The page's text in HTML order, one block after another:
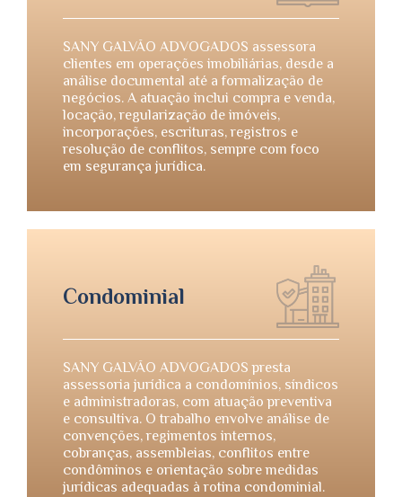
SANY GALVÃO ADVOGADOS assessora
clientes em operações imobiliárias, desde a
análise documental até a formalização de
negócios. A atuação inclui compra e venda,
locação, regularização de imóveis,
incorporações, escrituras, registros e
resolução de conflitos, sempre com foco
em segurança jurídica.
Condominial
SANY GALVÃO ADVOGADOS presta
assessoria jurídica a condomínios, síndicos
e administradoras, com atuação preventiva
e consultiva. O trabalho envolve análise de
convenções, regimentos internos,
cobranças, assembleias, conflitos entre
condôminos e orientação sobre medidas
jurídicas adequadas à rotina condominial.